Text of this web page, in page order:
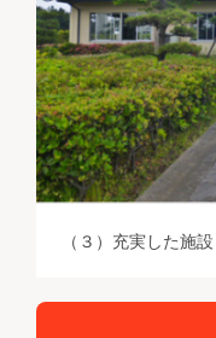
（３）充実した施設